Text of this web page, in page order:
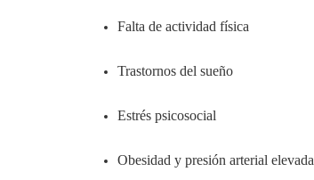
Falta de actividad física
Trastornos del sueño
Estrés psicosocial
Obesidad y presión arterial elevada